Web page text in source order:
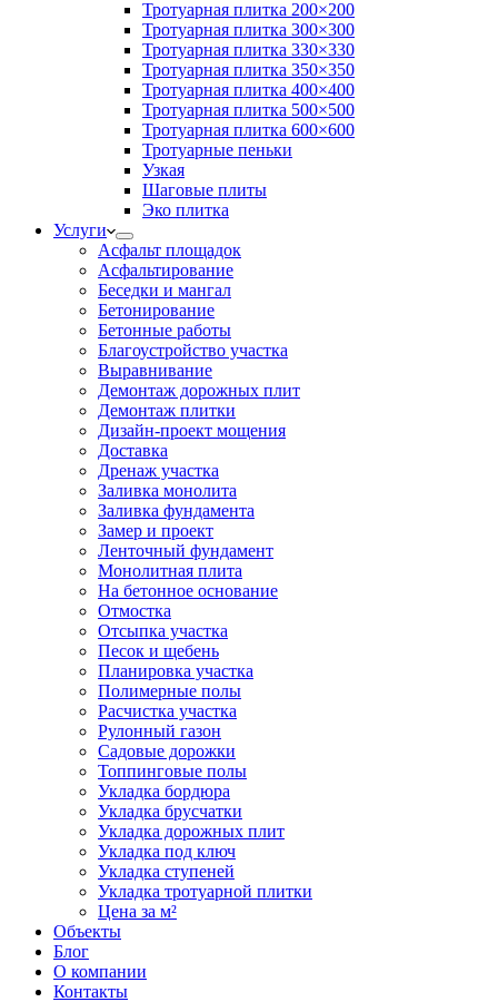
Тротуарная плитка 200×200
Тротуарная плитка 300×300
Тротуарная плитка 330×330
Тротуарная плитка 350×350
Тротуарная плитка 400×400
Тротуарная плитка 500×500
Тротуарная плитка 600×600
Тротуарные пеньки
Узкая
Шаговые плиты
Эко плитка
Услуги
Асфальт площадок
Асфальтирование
Беседки и мангал
Бетонирование
Бетонные работы
Благоустройство участка
Выравнивание
Демонтаж дорожных плит
Демонтаж плитки
Дизайн-проект мощения
Доставка
Дренаж участка
Заливка монолита
Заливка фундамента
Замер и проект
Ленточный фундамент
Монолитная плита
На бетонное основание
Отмостка
Отсыпка участка
Песок и щебень
Планировка участка
Полимерные полы
Расчистка участка
Рулонный газон
Садовые дорожки
Топпинговые полы
Укладка бордюра
Укладка брусчатки
Укладка дорожных плит
Укладка под ключ
Укладка ступеней
Укладка тротуарной плитки
Цена за м²
Объекты
Блог
О компании
Контакты